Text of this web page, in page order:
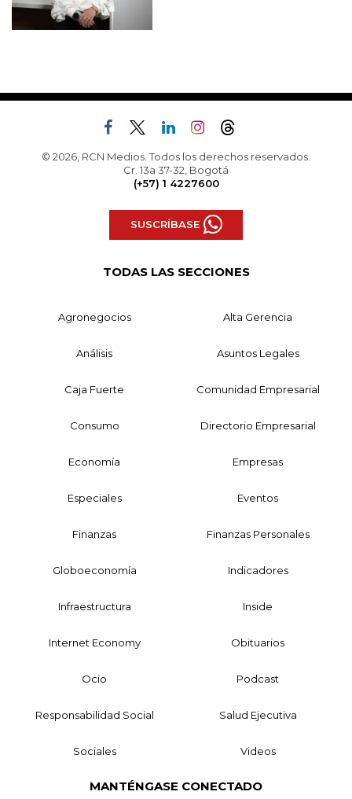
© 2026, RCN Medios. Todos los derechos reservados.
Cr. 13a 37-32, Bogotá
(+57) 1 4227600
SUSCRÍBASE
TODAS LAS SECCIONES
Agronegocios Alta Gerencia
Análisis Asuntos Legales
Caja Fuerte Comunidad Empresarial
Consumo Directorio Empresarial
Economía Empresas
Especiales Eventos
Finanzas Finanzas Personales
Globoeconomía Indicadores
Infraestructura Inside
Internet Economy Obituarios
Ocio Podcast
Responsabilidad Social Salud Ejecutiva
Sociales Videos
MANTÉNGASE CONECTADO